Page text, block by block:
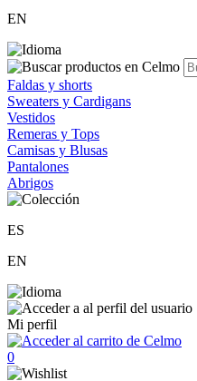
EN
Faldas y shorts
Sweaters y Cardigans
Vestidos
Remeras y Tops
Camisas y Blusas
Pantalones
Abrigos
ES
EN
Mi perfil
0